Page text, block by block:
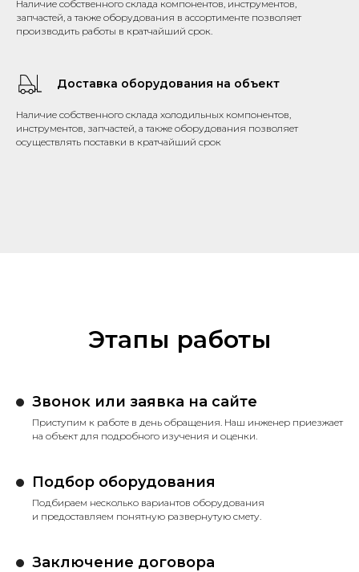
Наличие собственного склада компонентов, инструментов,
запчастей, а также оборудования в ассортименте позволяет
производить работы в кратчайший срок.
Доставка оборудования на объект
Наличие собственного склада холодильных компонентов,
инструментов, запчастей, а также оборудования позволяет
осуществлять поставки в кратчайший срок
Этапы работы
Звонок или заявка на сайте
Приступим к работе в день обращения. Наш инженер приезжает
на объект для подробного изучения и оценки.
Подбор оборудования
Подбираем несколько вариантов оборудования
и предоставляем понятную развернутую смету.
Заключение договора